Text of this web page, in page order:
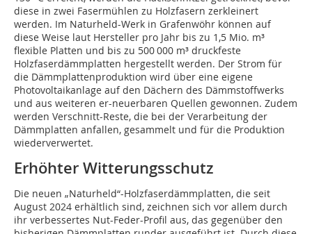
diese in zwei Fasermühlen zu Holzfasern zerkleinert
werden. Im Naturheld-Werk in Grafenwöhr können auf
diese Weise laut Hersteller pro Jahr bis zu 1,5 Mio. m³
flexible Platten und bis zu 500 000 m³ druckfeste
Holzfaserdämmplatten hergestellt werden. Der Strom für
die Dämmplattenproduktion wird über eine eigene
Photovoltaikanlage auf den Dächern des Dämmstoffwerks
und aus weiteren er-neuerbaren Quellen gewonnen. Zudem
werden Verschnitt-Reste, die bei der Verarbeitung der
Dämmplatten anfallen, gesammelt und für die Produktion
wiederverwertet.
Erhöhter Witterungsschutz
Die neuen „Naturheld“-Holzfaserdämmplatten, die seit
August 2024 erhältlich sind, zeichnen sich vor allem durch
ihr verbessertes Nut-Feder-Profil aus, das gegenüber den